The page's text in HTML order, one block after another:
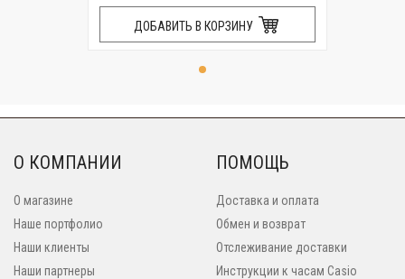
ДОБАВИТЬ В КОРЗИНУ
О КОМПАНИИ
О магазине
Наше портфолио
Наши клиенты
Наши партнеры
ПОМОЩЬ
Доставка и оплата
Обмен и возврат
Отслеживание доставки
Инструкции к часам Casio